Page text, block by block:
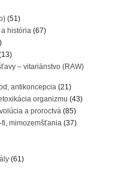
(51)
história (67)
– vitariánstvo (RAW)
antikoncepcia (21)
organizmu (43)
a proroctvá (85)
fi, mimozemšťania (37)
(61)